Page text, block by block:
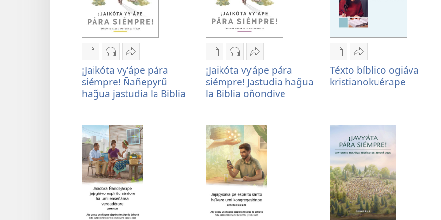
Remboguejy
hag̃ua
puvlikasión
¡Jaikóta
siémpre!
Ñañepyrũ
hag̃ua
jastudia
la
Biblia
Remboguejy
hag̃ua
áudio
¡Jaikóta
siémpre!
Ñañepyrũ
hag̃ua
jastudia
la
Biblia
Embohasa
¡Jaikóta
vyʼápe
pára
hag̃ua
jastudia
la
Biblia
¡Jaikóta vyʼápe pára
siémpre! Ñañepyrũ
hag̃ua jastudia la Biblia
Remboguejy
hag̃ua
puvlikasión
¡Jaikóta
siémpre!
Jastudia
hag̃ua
la
Biblia
oñondive
Remboguejy
hag̃ua
áudio
¡Jaikóta
siémpre!
Jastudia
hag̃ua
la
Biblia
oñondive
Embohasa
¡Jaikóta
vyʼápe
pára
hag̃ua
la
Biblia
oñondive
¡Jaikóta vyʼápe pára
siémpre! Jastudia hag̃ua
la Biblia oñondive
Remboguejy
hag̃ua
puvlikasión
kristianokuérape
Embohasa
Téxto
bíblico
Téxto bíblico ogiáva
kristianokuérape